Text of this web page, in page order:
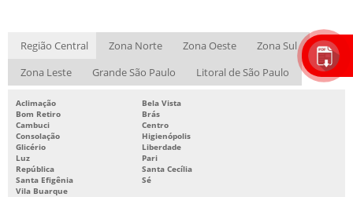
Região Central Zona Norte Zona Oeste
Zona Sul
Zona Leste
Grande São Paulo Litoral de São Paulo
Aclimação
Bela Vista
Bom Retiro
Brás
Cambuci
Centro
Consolação
Higienópolis
Glicério
Liberdade
Luz
Pari
República
Santa Cecília
Santa Efigênia
Sé
Vila Buarque